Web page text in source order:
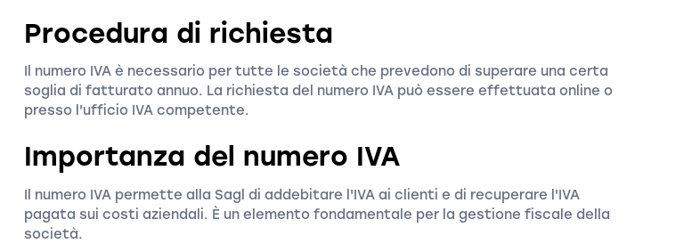
Procedura di richiesta
Il numero IVA è necessario per tutte le società che prevedono di superare una certa
soglia di fatturato annuo. La richiesta del numero IVA può essere effettuata online o
presso l'ufficio IVA competente.
Importanza del numero IVA
Il numero IVA permette alla Sagl di addebitare l'IVA ai clienti e di recuperare l'IVA
pagata sui costi aziendali. È un elemento fondamentale per la gestione fiscale della
società.